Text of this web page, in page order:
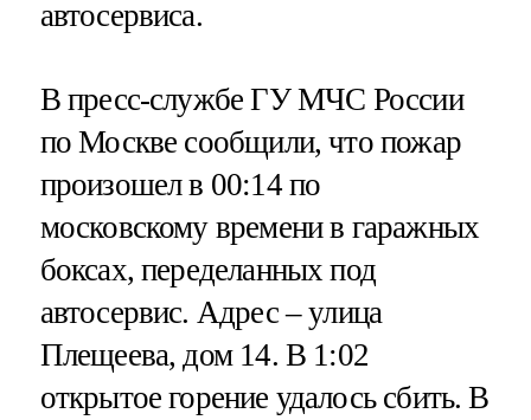
автосервиса.
В пресс-службе ГУ МЧС России
по Москве сообщили, что пожар
произошел в 00:14 по
московскому времени в гаражных
боксах, переделанных под
автосервис. Адрес – улица
Плещеева, дом 14. В 1:02
открытое горение удалось сбить. В